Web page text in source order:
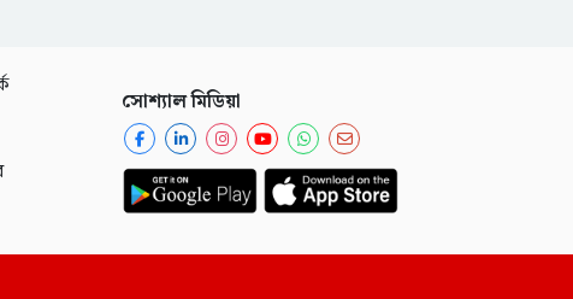
সোশ্যাল মিডিয়া